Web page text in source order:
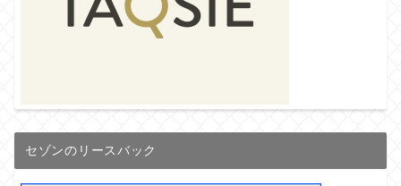
セゾンのリースバック